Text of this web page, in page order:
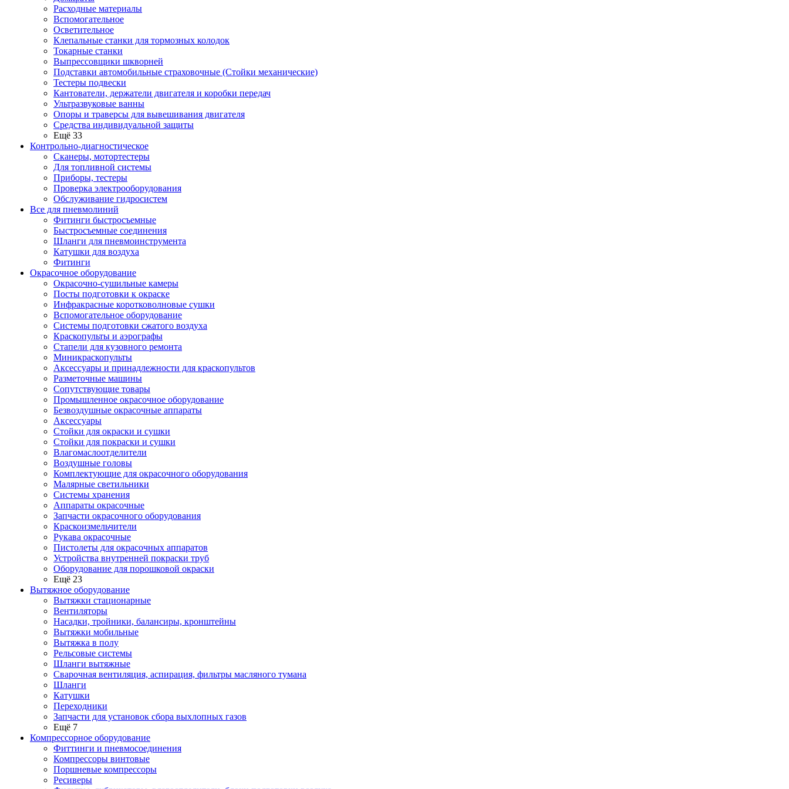
Расходные материалы
Вспомогательное
Осветительное
Клепальные станки для тормозных колодок
Токарные станки
Выпрессовщики шкворней
Подставки автомобильные страховочные (Стойки механические)
Тестеры подвески
Кантователи, держатели двигателя и коробки передач
Ультразвуковые ванны
Опоры и траверсы для вывешивания двигателя
Средства индивидуальной защиты
Ещё 33
Контрольно-диагностическое
Сканеры, мотортестеры
Для топливной системы
Приборы, тестеры
Проверка электрооборудования
Обслуживание гидросистем
Все для пневмолиний
Фитинги быстросъемные
Быстросъемные соединения
Шланги для пневмоинструмента
Катушки для воздуха
Фитинги
Окрасочное оборудование
Окрасочно-сушильные камеры
Посты подготовки к окраске
Инфракрасные коротковолновые сушки
Вспомогательное оборудование
Системы подготовки сжатого воздуха
Краскопульты и аэрографы
Стапели для кузовного ремонта
Миникраскопульты
Аксессуары и принадлежности для краскопультов
Разметочные машины
Сопутствующие товары
Промышленное окрасочное оборудование
Безвоздушные окрасочные аппараты
Аксессуары
Стойки для окраски и сушки
Стойки для покраски и сушки
Влагомаслоотделители
Воздушные головы
Комплектующие для окрасочного оборудования
Малярные светильники
Системы хранения
Аппараты окрасочные
Запчасти окрасочного оборудования
Краскоизмельчители
Рукава окрасочные
Пистолеты для окрасочных аппаратов
Устройства внутренней покраски труб
Оборудование для порошковой окраски
Ещё 23
Вытяжное оборудование
Вытяжки стационарные
Вентиляторы
Насадки, тройники, балансиры, кронштейны
Вытяжки мобильные
Вытяжка в полу
Рельсовые системы
Шланги вытяжные
Сварочная вентиляция, аспирация, фильтры масляного тумана
Шланги
Катушки
Переходники
Запчасти для установок сбора выхлопных газов
Ещё 7
Компрессорное оборудование
Фиттинги и пневмосоединения
Компрессоры винтовые
Поршневые компрессоры
Ресиверы